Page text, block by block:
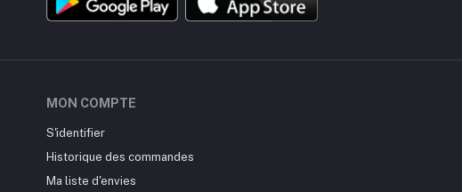
MON COMPTE
S'identifier
Historique des commandes
Ma liste d'envies